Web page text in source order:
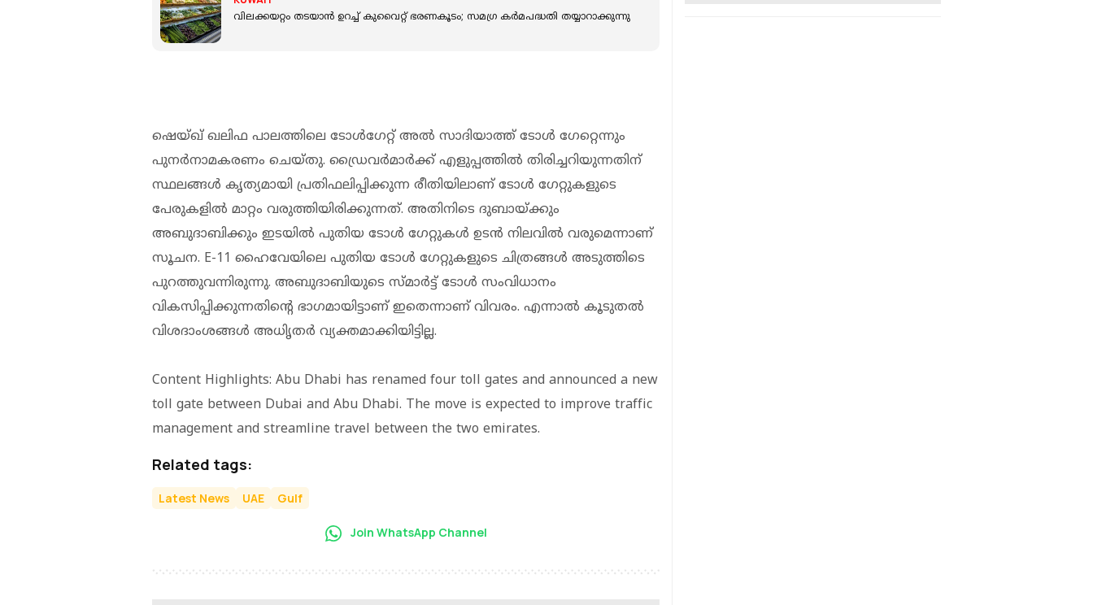
വിലക്കയറ്റം തടയാൻ ഉറച്ച് കുവൈറ്റ് ഭരണകൂടം; സമ​ഗ്ര കർമപദ്ധതി തയ്യാറാക്കുന്നു
ഷെയ്ഖ് ഖലിഫ പാലത്തിലെ ടോള്‍ഗേറ്റ് അല്‍ സാദിയാത്ത് ടോള്‍ ഗേറ്റെന്നും
പുനര്‍നാമകരണം ചെയ്തു. ഡ്രൈവര്‍മാര്‍ക്ക് എളുപ്പത്തില്‍ തിരിച്ചറിയുന്നതിന്
സ്ഥലങ്ങള്‍ കൃത്യമായി പ്രതിഫലിപ്പിക്കുന്ന രീതിയിലാണ് ടോള്‍ ഗേറ്റുകളുടെ
പേരുകളില്‍ മാറ്റം വരുത്തിയിരിക്കുന്നത്. അതിനിടെ ദുബായ്ക്കും
അബുദാബിക്കും ഇടയില്‍ പുതിയ ടോള്‍ ഗേറ്റുകള്‍ ഉടന്‍ നിലവില്‍ വരുമെന്നാണ്
സൂചന. E-11 ഹൈവേയിലെ പുതിയ ടോള്‍ ഗേറ്റുകളുടെ ചിത്രങ്ങള്‍ അടുത്തിടെ
പുറത്തുവന്നിരുന്നു. അബുദാബിയുടെ സ്മാര്‍ട്ട് ടോള്‍ സംവിധാനം
വികസിപ്പിക്കുന്നതിന്റെ ഭാഗമായിട്ടാണ് ഇതെന്നാണ് വിവരം. എന്നാല്‍ കൂടുതല്‍
വിശദാംശങ്ങള്‍ അധിൃതര്‍ വ്യക്തമാക്കിയിട്ടില്ല.
Content Highlights: Abu Dhabi has renamed four toll gates and announced a new
toll gate between Dubai and Abu Dhabi. The move is expected to improve traffic
management and streamline travel between the two emirates.
Related tags:
Latest News UAE Gulf
Join WhatsApp Channel